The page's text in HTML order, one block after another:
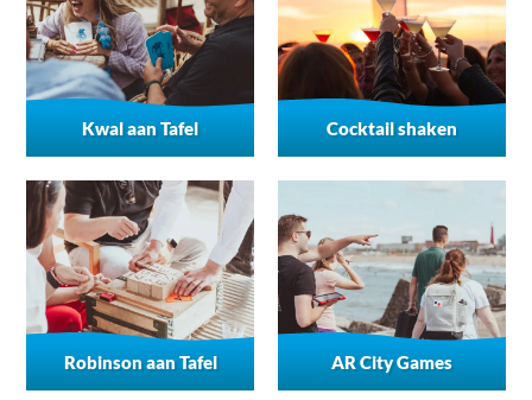
Kwal aan Tafel Cocktail shaken
Robinson aan Tafel AR City Games